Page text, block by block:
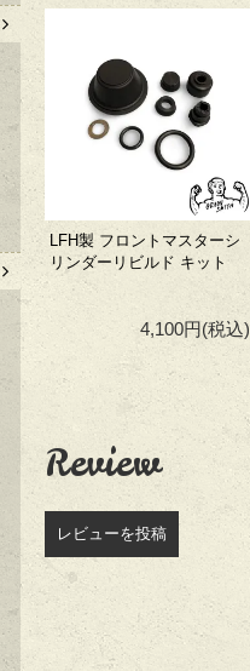
LFH製 フロントマスターシ
リンダーリビルド キット
4,100円(税込)
Review
レビューを投稿